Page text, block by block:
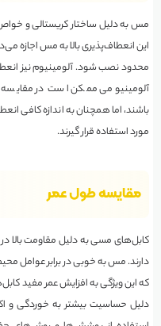
مس به دلیل ساختار کریستالی و
این انعطاف‌پذیری بالا به مس اجازه
محدود نصب شود. آلومینیوم نیز
آلومینیومی ممکن است در
باشند، اما همچنان به اندازه کافی
مورد استفاده قرار گیرند.
مقایسه طول عمر
کابل‌های مسی به دلیل مقاومت بالا
دارند. مس به خوبی در برابر عوامل
که این ویژگی به افزایش عمر مفید
دلیل حساسیت بیشتر به خوردگی و